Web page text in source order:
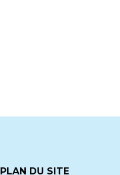
PLAN DU SITE